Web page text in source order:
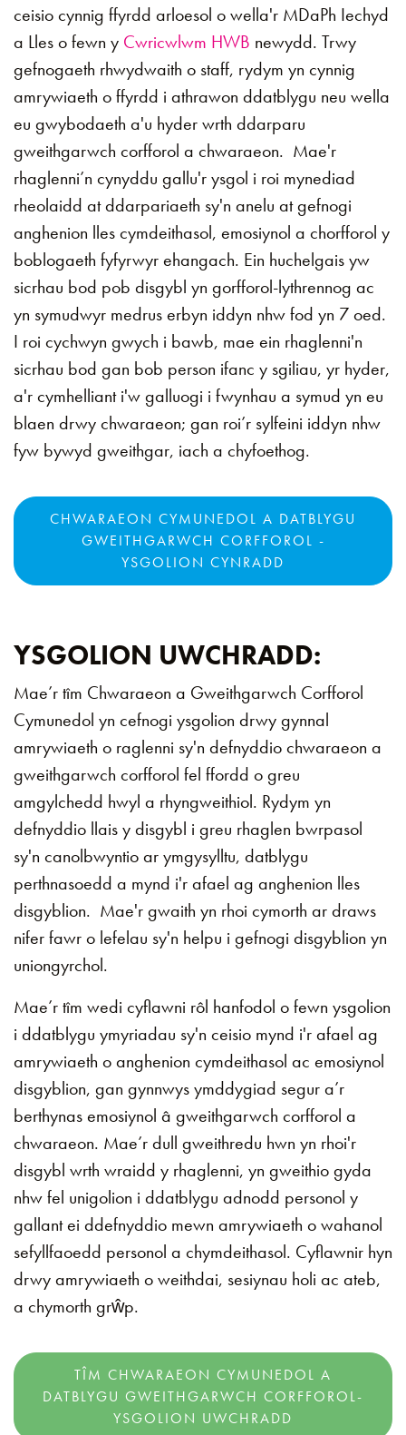
ceisio cynnig ffyrdd arloesol o wella'r MDaPh Iechyd
a Lles o fewn y Cwricwlwm HWB newydd. Trwy
gefnogaeth rhwydwaith o staff, rydym yn cynnig
amrywiaeth o ffyrdd i athrawon ddatblygu neu wella
eu gwybodaeth a'u hyder wrth ddarparu
gweithgarwch corfforol a chwaraeon. Mae'r
rhaglenni’n cynyddu gallu'r ysgol i roi mynediad
rheolaidd at ddarpariaeth sy'n anelu at gefnogi
anghenion lles cymdeithasol, emosiynol a chorfforol y
boblogaeth fyfyrwyr ehangach. Ein huchelgais yw
sicrhau bod pob disgybl yn gorfforol-lythrennog ac
yn symudwyr medrus erbyn iddyn nhw fod yn 7 oed.
I roi cychwyn gwych i bawb, mae ein rhaglenni'n
sicrhau bod gan bob person ifanc y sgiliau, yr hyder,
a'r cymhelliant i'w galluogi i fwynhau a symud yn eu
blaen drwy chwaraeon; gan roi’r sylfeini iddyn nhw
fyw bywyd gweithgar, iach a chyfoethog.
CHWARAEON CYMUNEDOL A DATBLYGU
GWEITHGARWCH CORFFOROL -
YSGOLION CYNRADD
YSGOLION UWCHRADD:
Mae’r tîm Chwaraeon a Gweithgarwch Corfforol
Cymunedol yn cefnogi ysgolion drwy gynnal
amrywiaeth o raglenni sy'n defnyddio chwaraeon a
gweithgarwch corfforol fel ffordd o greu
amgylchedd hwyl a rhyngweithiol. Rydym yn
defnyddio llais y disgybl i greu rhaglen bwrpasol
sy'n canolbwyntio ar ymgysylltu, datblygu
perthnasoedd a mynd i'r afael ag anghenion lles
disgyblion. Mae'r gwaith yn rhoi cymorth ar draws
nifer fawr o lefelau sy'n helpu i gefnogi disgyblion yn
uniongyrchol.
Mae’r tîm wedi cyflawni rôl hanfodol o fewn ysgolion
i ddatblygu ymyriadau sy'n ceisio mynd i'r afael ag
amrywiaeth o anghenion cymdeithasol ac emosiynol
disgyblion, gan gynnwys ymddygiad segur a’r
berthynas emosiynol â gweithgarwch corfforol a
chwaraeon. Mae’r dull gweithredu hwn yn rhoi'r
disgybl wrth wraidd y rhaglenni, yn gweithio gyda
nhw fel unigolion i ddatblygu adnodd personol y
gallant ei ddefnyddio mewn amrywiaeth o wahanol
sefyllfaoedd personol a chymdeithasol. Cyflawnir hyn
drwy amrywiaeth o weithdai, sesiynau holi ac ateb,
a chymorth grŵp.
TÎM CHWARAEON CYMUNEDOL A
DATBLYGU GWEITHGARWCH CORFFOROL-
YSGOLION UWCHRADD